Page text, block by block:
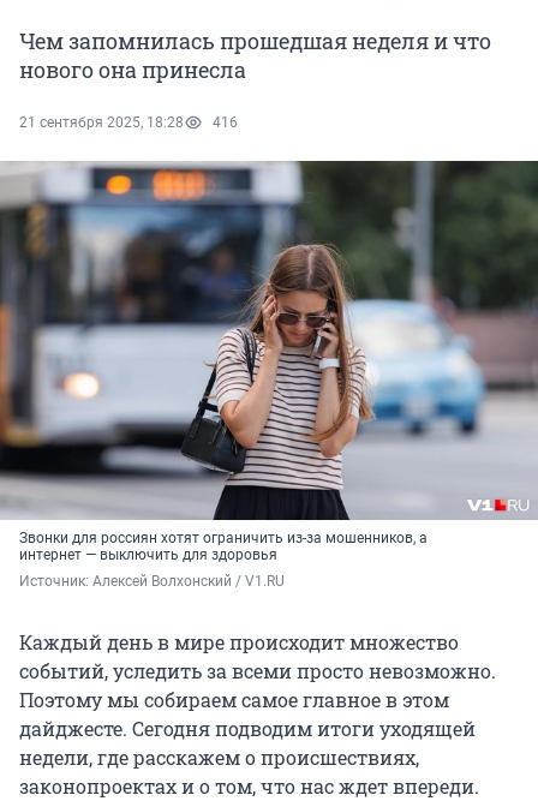
Чем запомнилась прошедшая неделя и что
нового она принесла
21 сентября 2025, 18:28 416
Звонки для россиян хотят ограничить из-за мошенников, а
интернет — выключить для здоровья
Источник: Алексей Волхонский / V1.RU
Каждый день в мире происходит множество
событий, уследить за всеми просто невозможно.
Поэтому мы собираем самое главное в этом
дайджесте. Сегодня подводим итоги уходящей
недели, где расскажем о происшествиях,
законопроектах и о том, что нас ждет впереди.